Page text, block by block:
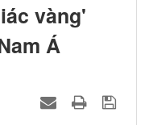
vàng'
Á